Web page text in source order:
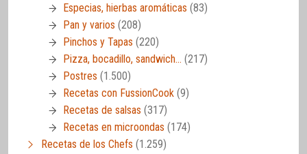
Especias, hierbas aromáticas (83)
Pan y varios (208)
Pinchos y Tapas (220)
Pizza, bocadillo, sandwich… (217)
Postres (1.500)
Recetas con FussionCook (9)
Recetas de salsas (317)
Recetas en microondas (174)
Recetas de los Chefs (1.259)